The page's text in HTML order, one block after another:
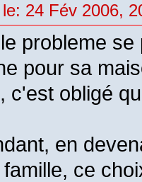
24 Fév 2006,
probleme
pour sa
c'est obligé
en
ce